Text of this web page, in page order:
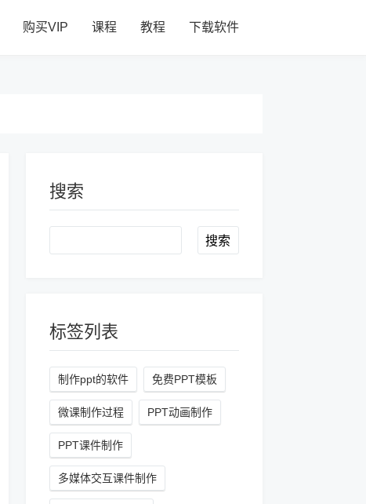
购买VIP 课程 教程 下载软件
搜索
Search
标签列表
制作ppt的软件 免费PPT模板
微课制作过程 PPT动画制作
PPT课件制作
多媒体交互课件制作